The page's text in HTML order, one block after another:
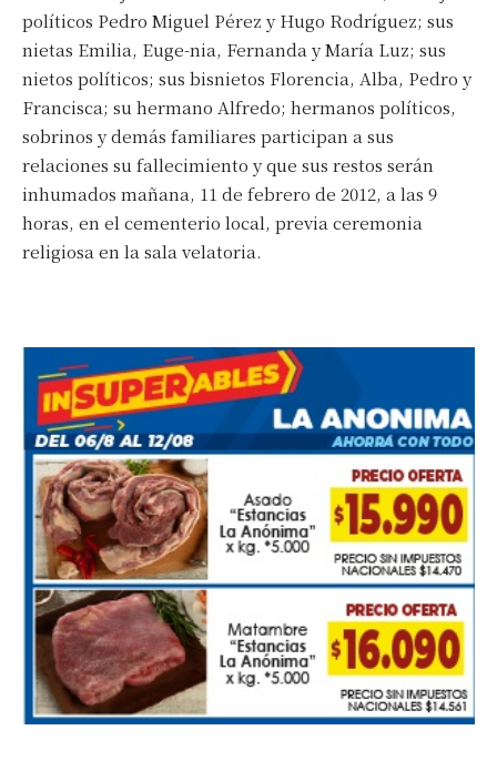
políticos Pedro Miguel Pérez y Hugo Rodríguez; sus
nietas Emilia, Euge-nia, Fernanda y María Luz; sus
nietos políticos; sus bisnietos Florencia, Alba, Pedro y
Francisca; su hermano Alfredo; hermanos políticos,
sobrinos y demás familiares participan a sus
relaciones su fallecimiento y que sus restos serán
inhumados mañana, 11 de febrero de 2012, a las 9
horas, en el cementerio local, previa ceremonia
religiosa en la sala velatoria.